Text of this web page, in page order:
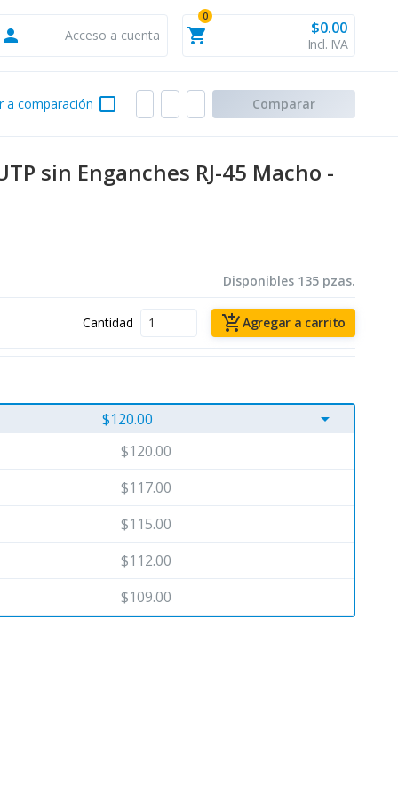
person Acceso a cuenta shopping_cart
0
$0.00
Incl. IVA
check_box_outline_blank
a comparación Comparar
sin Enganches RJ-45 Macho -
Disponibles 135 pzas.
Cantidad add_shopping_cartAgregar a carrito
arrow_drop_down
$120.00
$120.00
$117.00
$115.00
$112.00
$109.00